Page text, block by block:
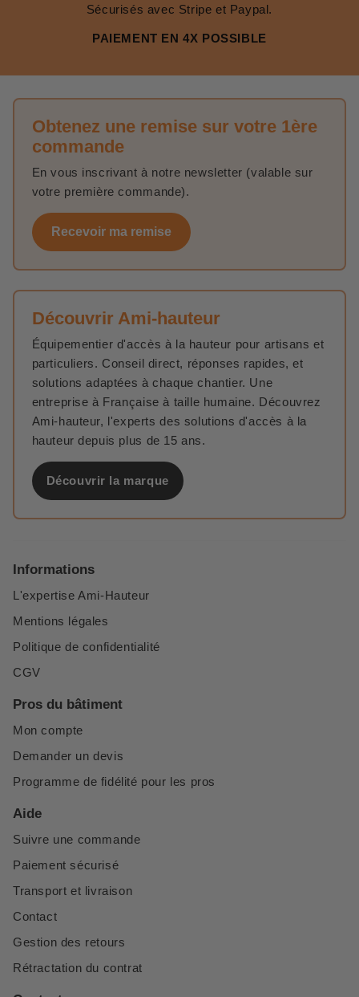
Sécurisés avec Stripe et Paypal.
PAIEMENT EN 4X POSSIBLE
Obtenez une remise sur votre 1ère
commande
En vous inscrivant à notre newsletter (valable sur
votre première commande).
Recevoir ma remise
Découvrir Ami-hauteur
Équipementier d'accès à la hauteur pour artisans et
particuliers. Conseil direct, réponses rapides, et
solutions adaptées à chaque chantier. Une
entreprise à Française à taille humaine. Découvrez
Ami-hauteur, l'experts des solutions d'accès à la
hauteur depuis plus de 15 ans.
Découvrir la marque
Informations
L'expertise Ami-Hauteur
Mentions légales
Politique de confidentialité
CGV
Pros du bâtiment
Mon compte
Demander un devis
Programme de fidélité pour les pros
Aide
Suivre une commande
Paiement sécurisé
Transport et livraison
Contact
Gestion des retours
Rétractation du contrat